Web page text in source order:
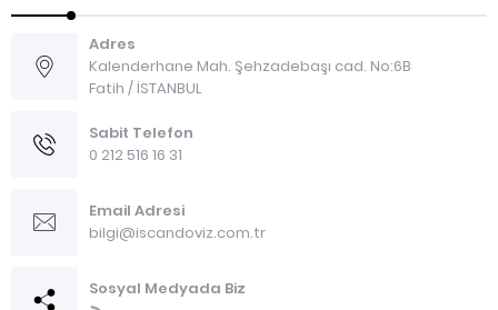
Adres
Kalenderhane Mah. Şehzadebaşı cad. No:6B
Fatih / İSTANBUL
Sabit Telefon
0 212 516 16 31
Email Adresi
bilgi@iscandoviz.com.tr
Sosyal Medyada Biz